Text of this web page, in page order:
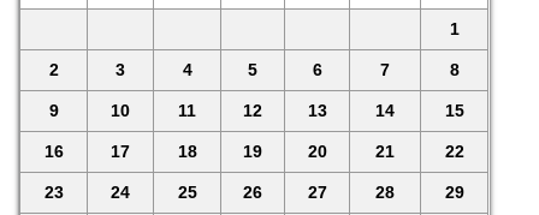
1
2 3 4 5 6 7 8
9 10 11 12 13 14 15
16 17 18 19 20 21 22
23 24 25 26 27 28 29